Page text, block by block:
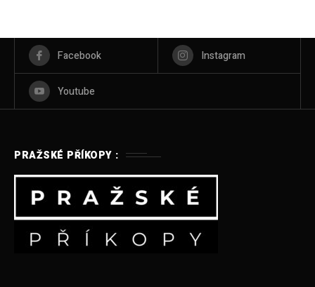
Facebook Instagram
Youtube
PRAŽSKÉ PŘÍKOPY :